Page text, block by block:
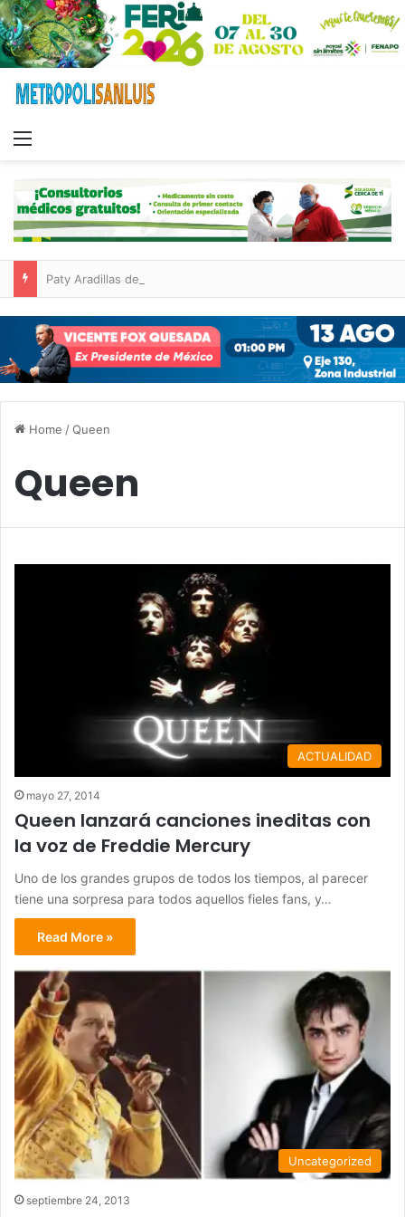
Home /Queen
Queen
ACTUALIDAD
mayo 27, 2014
Queen lanzará canciones ineditas con
la voz de Freddie Mercury
Uno de los grandes grupos de todos los tiempos, al parecer
tiene una sorpresa para todos aquellos fieles fans, y…
Read More »
Uncategorized
septiembre 24, 2013